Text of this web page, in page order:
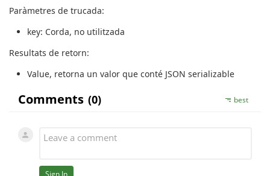
Paràmetres de trucada:
key: Corda, no utilitzada
Resultats de retorn:
Value, retorna un valor que conté JSON serializable